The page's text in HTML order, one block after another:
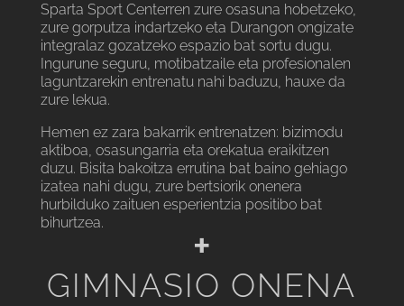
Sparta Sport Centerren zure osasuna hobetzeko,
zure gorputza indartzeko eta Durangon ongizate
integralaz gozatzeko espazio bat sortu dugu.
Ingurune seguru, motibatzaile eta profesionalen
laguntzarekin entrenatu nahi baduzu, hauxe da
zure lekua.
Hemen ez zara bakarrik entrenatzen: bizimodu
aktiboa, osasungarria eta orekatua eraikitzen
duzu. Bisita bakoitza errutina bat baino gehiago
izatea nahi dugu, zure bertsiorik onenera
hurbilduko zaituen esperientzia positibo bat
bihurtzea.
+
GIMNASIO ONENA